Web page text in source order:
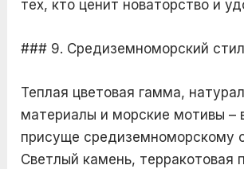
тех, кто ценит новаторство и
### 9. Средиземноморский
Теплая цветовая гамма,
материалы и морские мотивы –
присуще средиземноморскому
Светлый камень, терракотовая